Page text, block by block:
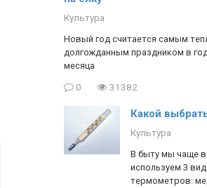
Культура
Новый год считается самым
долгожданным праздником в
месяца
0 31382
Какой
Культура
В быту мы чаще
используем 3
термометров: